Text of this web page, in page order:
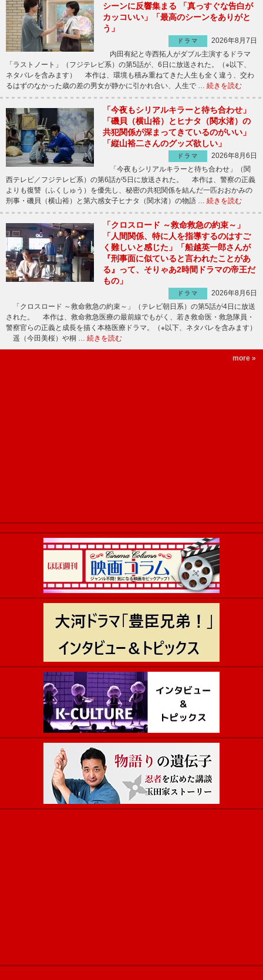
シーンに反響集まる 「真っすぐな告白が
カッコいい」「最高のシーンをありがと
う」
ドラマ
2026年8月7日
内田有紀と寺西拓人がダブル主演するドラマ
「ラストノート」（フジテレビ系）の第5話が、6日に放送された。（※以下、
ネタバレを含みます） 本作は、環境も積み重ねてきた人生も全く違う、交わ
るはずのなかった歳の差の男女が静かに引かれ合い、人生で … 続きを読む
「今夜もシリアルキラーと待ち合わせ」
「磯貝（横山裕）とヒナタ（関水渚）の
共犯関係が深まってきているのがいい」
「縦山裕二さんのグッズ欲しい」
ドラマ
2026年8月6日
「今夜もシリアルキラーと待ち合わせ」（関
西テレビ／フジテレビ系）の第6話が5日に放送された。 本作は、警察の正義
よりも復讐（ふくしゅう）を優先し、秘密の共犯関係を結んだ一匹おおかみの
刑事・磯貝（横山裕）と第六感女子ヒナタ（関水渚）の物語 … 続きを読む
「クロスロード ～救命救急の約束～」
「人間関係、特に人を指導するのはすご
く難しいと感じた」「船越英一郎さんが
『刑事面に似ていると言われたことがあ
る』って、そりゃあ2時間ドラマの帝王だ
もの」
ドラマ
2026年8月6日
「クロスロード ～救命救急の約束～」（テレビ朝日系）の第5話が4日に放送
された。 本作は、救命救急医療の最前線でもがく、若き救命医・救急隊員・
警察官らの正義と成長を描く本格医療ドラマ。（※以下、ネタバレを含みます）
遥（今田美桜）や桐 … 続きを読む
more »